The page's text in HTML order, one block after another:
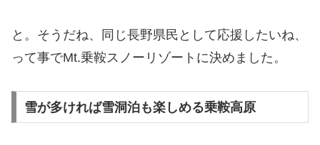
と。そうだね、同じ長野県民として応援したいね、
って事でMt.乗鞍スノーリゾートに決めました。
雪が多ければ雪洞泊も楽しめる乗鞍高原